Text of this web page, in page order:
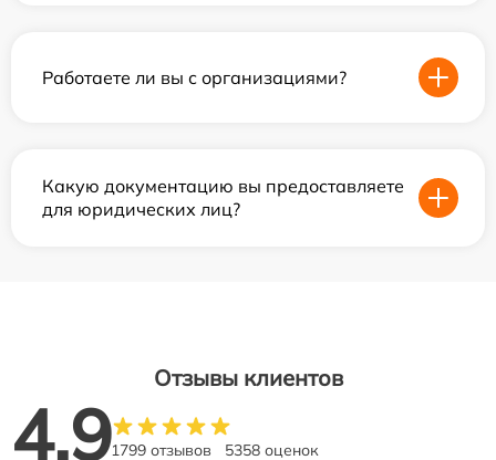
Работаете ли вы с организациями?
Какую документацию вы предоставляете
для юридических лиц?
Отзывы клиентов
4.91799 отзывов 5358 оценок